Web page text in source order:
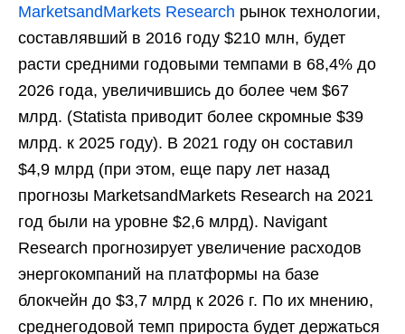
MarketsandMarkets Research рынок технологии,
составлявший в 2016 году $210 млн, будет
расти средними годовыми темпами в 68,4% до
2026 года, увеличившись до более чем $67
млрд. (Statista приводит более скромные $39
млрд. к 2025 году). В 2021 году он составил
$4,9 млрд (при этом, еще пару лет назад
прогнозы MarketsandMarkets Research на 2021
год были на уровне $2,6 млрд). Navigant
Research прогнозирует увеличение расходов
энергокомпаний на платформы на базе
блокчейн до $3,7 млрд к 2026 г. По их мнению,
среднегодовой темп прироста будет держаться